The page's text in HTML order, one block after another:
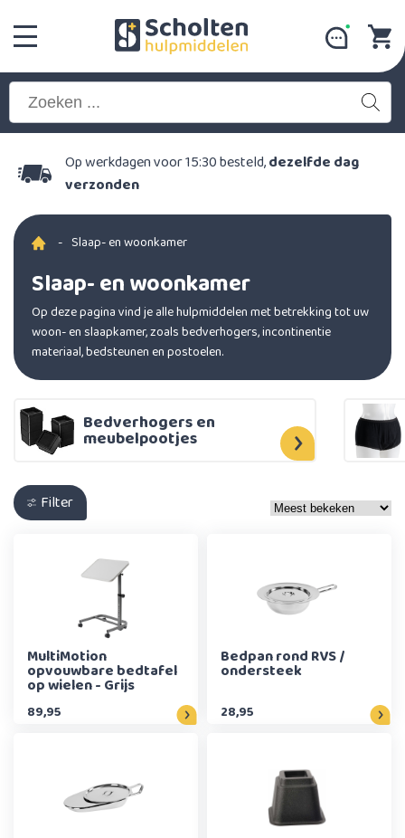
Op werkdagen voor 15:30 besteld,dezelfde dag
verzonden
- Slaap- en woonkamer
Slaap- en woonkamer
Op deze pagina vind je alle hulpmiddelen met betrekking tot uw
woon- en slaapkamer, zoals bedverhogers, incontinentie
materiaal, bedsteunen en postoelen.
Bedverhogers en
meubelpootjes
Filter
MultiMotion
opvouwbare bedtafel
op wielen - Grijs
89,95
Bedpan rond RVS /
ondersteek
28,95